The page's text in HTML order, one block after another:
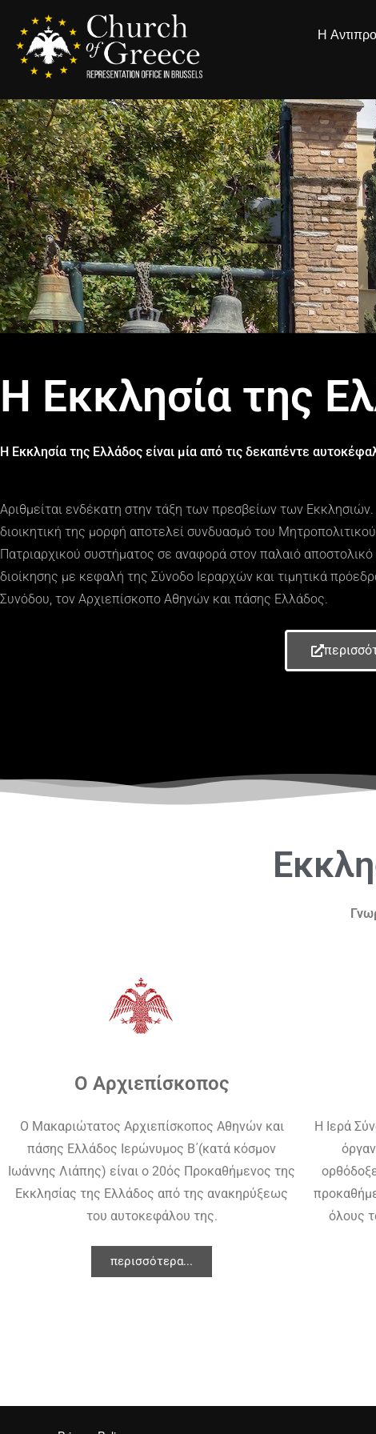
Η
Η Εκκλησία της
Η Εκκλησία της Ελλάδος είναι μία από τις δεκαπέντε
Αριθμείται ενδέκατη στην τάξη των πρεσβείων των
διοικητική της μορφή αποτελεί συνδυασμό του
Πατριαρχικού συστήματος σε αναφορά στον παλαιό
διοίκησης με κεφαλή της Σύνοδο Ιεραρχών και τιμητικά
Συνόδου, τον Αρχιεπίσκοπο Αθηνών και πάσης Ελλάδος.
Ο Αρχιεπίσκοπος
Ο Mακαριώτατος Αρχιεπίσκοπος Αθηνών και
πάσης Ελλάδος Ιερώνυμος Β΄(κατά κόσμον
Ιωάννης Λιάπης) είναι ο 20ός Προκαθήμενος της
Εκκλησίας της Ελλάδος από της ανακηρύξεως
του αυτοκεφάλου της.
περισσότερα...
Η Ιερά
όλους